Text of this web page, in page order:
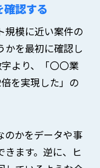
認する
規模に近い案件の
かを最初に確認し
より、「〇〇業
を実現した」の
のかをデータや事
ます。逆に、ヒ